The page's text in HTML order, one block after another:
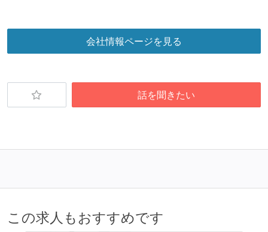
会社情報ページを見る
話を聞きたい
この求人もおすすめです